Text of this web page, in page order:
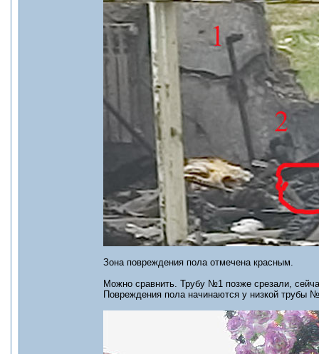
Зона повреждения пола отмечена красным.
Можно сравнить. Трубу №1 позже срезали,
Повреждения пола начинаются у низкой трубы